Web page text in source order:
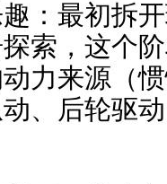
：最初拆
索，这个
力来源（
、后轮驱